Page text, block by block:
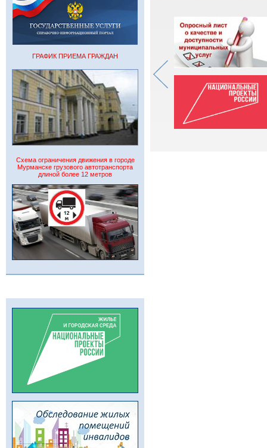
ГРАФИК ПРИЕМА ГРАЖДАН
Схема ограничения движения в городе
Мурманске грузового автотранспорта
длиной более 12 метров